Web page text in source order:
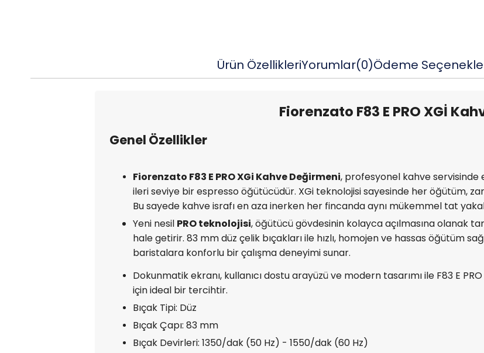
Ürün ÖzellikleriYorumlar(0)Ödeme
Fiorenzato F83 E PRO XGİ
Genel Özellikler
Fiorenzato F83 E PRO XGi Kahve Değirmeni, profesyonel kahve servisinde
ileri seviye bir espresso öğütücüdür. XGi teknolojisi sayesinde her öğütüm,
Bu sayede kahve israfı en aza inerken her fincanda aynı mükemmel tat
Yeni nesil PRO teknolojisi, öğütücü gövdesinin kolayca açılmasına olanak
hale getirir. 83 mm düz çelik bıçakları ile hızlı, homojen ve hassas öğütüm
baristalara konforlu bir çalışma deneyimi sunar.
Dokunmatik ekranı, kullanıcı dostu arayüzü ve modern tasarımı ile F83 E
için ideal bir tercihtir.
Bıçak Tipi: Düz
Bıçak Çapı: 83 mm
Bıçak Devirleri: 1350/dak (50 Hz) - 1550/dak (60 Hz)